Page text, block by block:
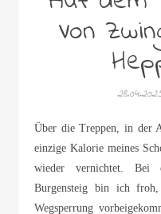
Von
Über die Treppen, in der Altstadt von Zwingenberg, wird die
einzige Kalorie meines
wieder vernichtet. Bei
Burgensteig bin ich
Wegsperrung